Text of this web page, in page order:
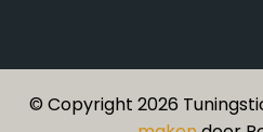
© Copyright 2026